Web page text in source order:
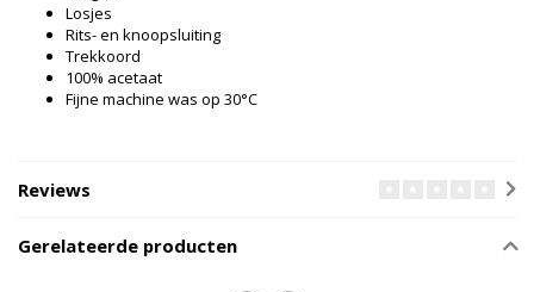
Losjes
Rits- en knoopsluiting
Trekkoord
100% acetaat
Fijne machine was op 30°C
Reviews
Gerelateerde producten